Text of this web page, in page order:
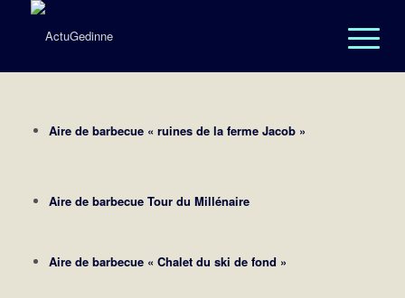
Aire de barbecue « ruines de la ferme Jacob »
Aire de barbecue Tour du Millénaire
Aire de barbecue « Chalet du ski de fond »